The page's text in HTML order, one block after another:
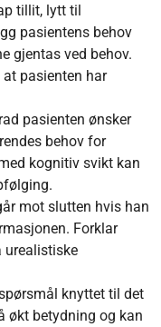
tillit, lytt til
pasientens behov
gjentas ved behov.
pasienten har
pasienten ønsker
behov for
kognitiv svikt kan
mot slutten hvis han
Forklar
urealistiske
knyttet til det
økt betydning og kan